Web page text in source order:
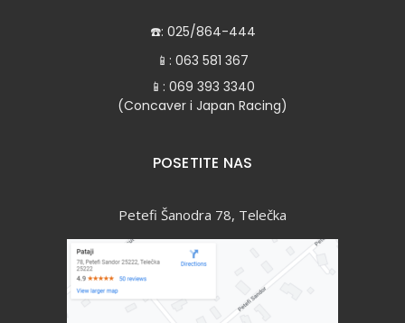
☎️: 025/864-444
📱: 063 581 367
📱: 069 393 3340
(Concaver i Japan Racing)
POSETITE NAS
Petefi Šanodra 78, Telečka